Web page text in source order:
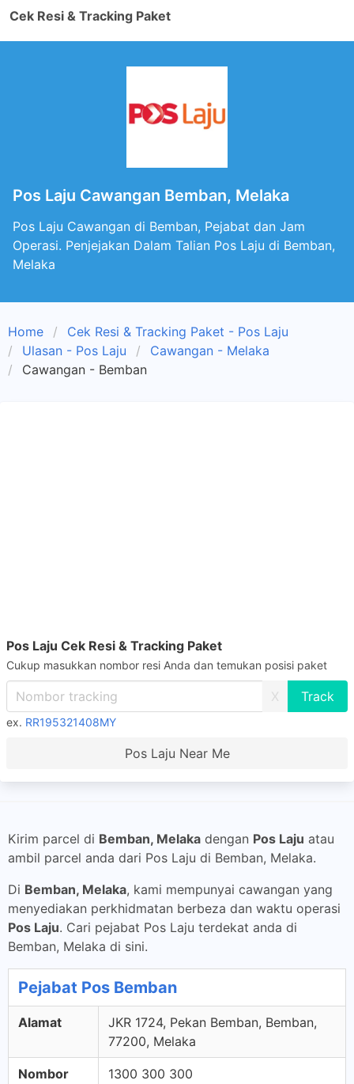
Cek Resi & Tracking Paket
Pos Laju Cawangan Bemban, Melaka
Pos Laju Cawangan di Bemban, Pejabat dan Jam
Operasi. Penjejakan Dalam Talian Pos Laju di Bemban,
Melaka
Home
Cek Resi & Tracking Paket - Pos Laju
Ulasan - Pos Laju
Cawangan - Melaka
Cawangan - Bemban
Pos Laju Cek Resi & Tracking Paket
Cukup masukkan nombor resi Anda dan temukan posisi paket
X
ex. RR195321408MY
Pos Laju Near Me
Kirim parcel di Bemban, Melaka dengan Pos Laju atau
ambil parcel anda dari Pos Laju di Bemban, Melaka.
Di Bemban, Melaka, kami mempunyai cawangan yang
menyediakan perkhidmatan berbeza dan waktu operasi
Pos Laju. Cari pejabat Pos Laju terdekat anda di
Bemban, Melaka di sini.
Pejabat Pos Bemban
Alamat
JKR 1724, Pekan Bemban, Bemban,
77200, Melaka
Nombor
1300 300 300